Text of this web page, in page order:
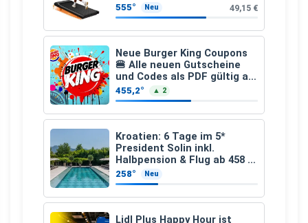
555° Neu 49,15 €
Neue Burger King Coupons
🍔 Alle neuen Gutscheine
und Codes als PDF gültig ab
25.07.2026 bis 04.09.2026
455,2° ▲ 2
Kroatien: 6 Tage im 5*
President Solin inkl.
Halbpension & Flug ab 458 €
pro Person
258° Neu
Lidl Plus Happy Hour ist